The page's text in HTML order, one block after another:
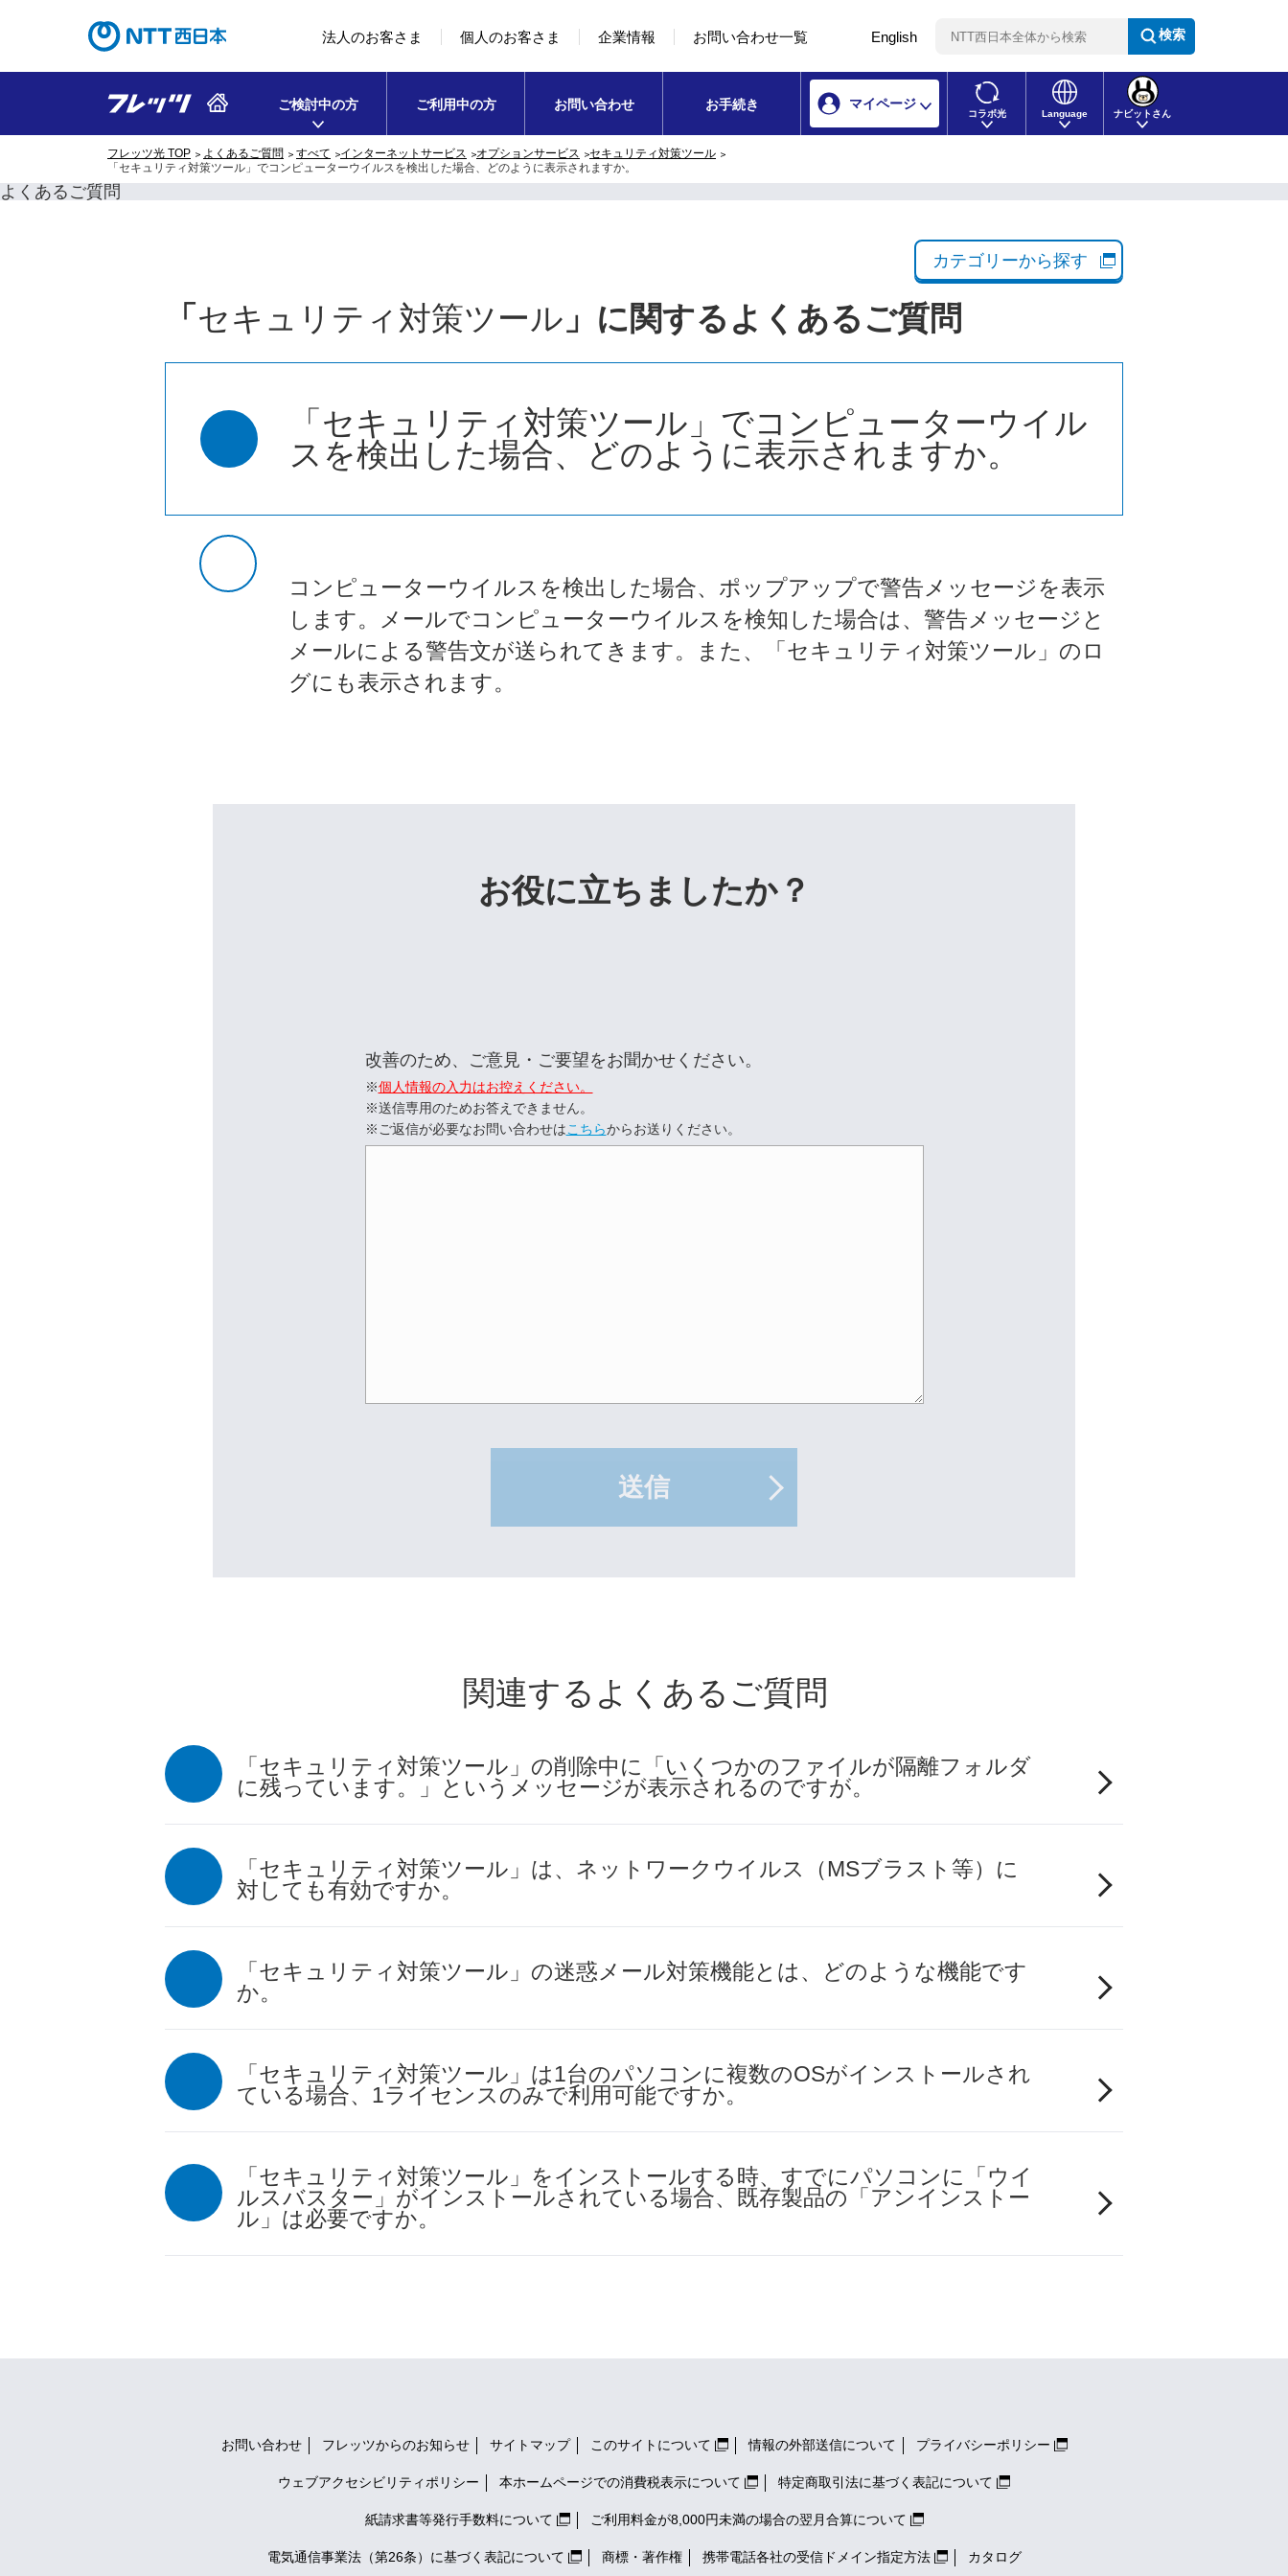
コンテンツのリンクナビゲーションへ移動
法人のお客さま 個人のお客さま 企業情報 お問い合わせ一覧 English 検索
ご検討中の方 ご利用中の方 お問い合わせ お手続き マイページ
コラボ光 Language ナビットさん
フレッツ光 TOP よくあるご質問 すべて インターネットサービス オプションサービス
セキュリティ対策ツール
「セキュリティ対策ツール」でコンピューターウイルスを検出した場合、どのように表示されますか。
よくあるご質問
カテゴリーから探す
「 セキュリティ対策ツール 」に関するよくあるご質問
「セキュリティ対策ツール」でコンピューターウイル
スを検出した場合、どのように表示されますか。
コンピューターウイルスを検出した場合、ポップアップで警告メッセージを表示
します。メールでコンピューターウイルスを検知した場合は、警告メッセージと
メールによる警告文が送られてきます。また、「セキュリティ対策ツール」のロ
グにも表示されます。
お役に立ちましたか？
改善のため、ご意見・ご要望をお聞かせください。
※個人情報の入力はお控えください。
※送信専用のためお答えできません。
※ご返信が必要なお問い合わせはこちらからお送りください。
送信
関連するよくあるご質問
「セキュリティ対策ツール」の削除中に「いくつかのファイルが隔離フォルダ
に残っています。」というメッセージが表示されるのですが。
「セキュリティ対策ツール」は、ネットワークウイルス（MSブラスト等）に
対しても有効ですか。
「セキュリティ対策ツール」の迷惑メール対策機能とは、どのような機能です
か。
「セキュリティ対策ツール」は1台のパソコンに複数のOSがインストールされ
ている場合、1ライセンスのみで利用可能ですか。
「セキュリティ対策ツール」をインストールする時、すでにパソコンに「ウイ
ルスバスター」がインストールされている場合、既存製品の「アンインストー
ル」は必要ですか。
お問い合わせ フレッツからのお知らせ サイトマップ このサイトについて 情報の外部送信について プライバシーポリシー
ウェブアクセシビリティポリシー 本ホームページでの消費税表示について 特定商取引法に基づく表記について
紙請求書等発行手数料について ご利用料金が8,000円未満の場合の翌月合算について
電気通信事業法（第26条）に基づく表記について 商標・著作権 携帯電話各社の受信ドメイン指定方法 カタログ